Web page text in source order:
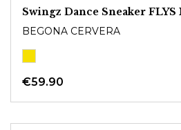
Swingz Dance Sneaker FLYS
BEGONA CERVERA
€59.90